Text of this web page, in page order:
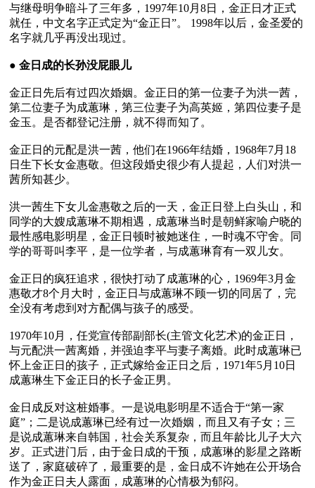
与继母明争暗斗了三年多，1997年10月8日，金正日才正式
就任，中文名字正式定为“金正日”。 1998年以后，金圣爱的
名字就几乎再没出现过。
● 金日成的长孙没屁眼儿
金正日先后有过四次婚姻。金正日的第一位妻子为洪一茜，
第二位妻子为成蕙琳，第三位妻子为高英姬，第四位妻子是
金玉。是否都登记注册，就不得而知了。
金正日的元配是洪一茜，他们在1966年结婚，1968年7月18
日生下长女金惠敬。但这段婚史很少有人提起，人们对洪一
茜所知甚少。
洪一茜生下女儿金惠敬之后的一天，金正日登上白头山，和
同学的大嫂成蕙琳不期相遇，成蕙琳当时是朝鲜家喻户晓的
最性感电影明星，金正日顿时被她迷住，一时魂不守舍。同
学的哥哥叫李平，是一位学者，与成蕙琳育有一双儿女。
金正日的疯狂追求，很快打动了成蕙琳的心，1969年3月金
惠敬才8个月大时，金正日与成蕙琳不顾一切的同居了，完
全没有考虑到对方配偶与孩子的感受。
1970年10月，任党宣传部副部长(主管文化艺术)的金正日，
与元配洪一茜离婚，并强迫李平与妻子离婚。此时成蕙琳已
怀上金正日的孩子，正式嫁给金正日之后，1971年5月10日
成蕙琳生下金正日的长子金正男。
金日成反对这桩婚事。一是说电影明星不适合于“第一家
庭”；二是说成蕙琳已经有过一次婚姻，而且又有子女；三
是说成蕙琳来自韩国，社会关系复杂，而且年龄比儿子大六
岁。正式进门后，由于金日成的干预，成蕙琳的影星之路断
送了，家庭破碎了，最重要的是，金日成不许她在公开场合
作为金正日夫人露面，成蕙琳的心情极为郁闷。